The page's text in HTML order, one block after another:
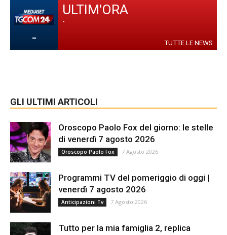
-
ULTIM'ORA
-
TUTTE LE NEWS
GLI ULTIMI ARTICOLI
Oroscopo Paolo Fox del giorno: le stelle
di venerdì 7 agosto 2026
Oroscopo Paolo Fox 7 Agosto 2026
Programmi TV del pomeriggio di oggi |
venerdì 7 agosto 2026
Anticipazioni Tv 7 Agosto 2026
Tutto per la mia famiglia 2, replica